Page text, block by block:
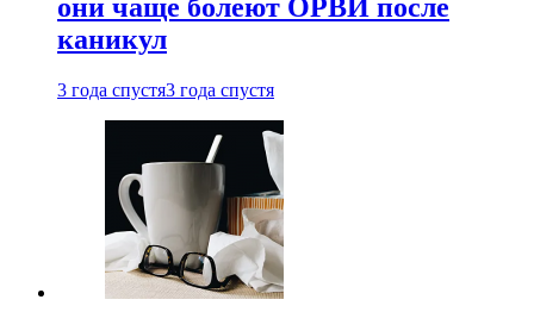
они чаще болеют ОРВИ после
каникул
3 года спустя3 года спустя